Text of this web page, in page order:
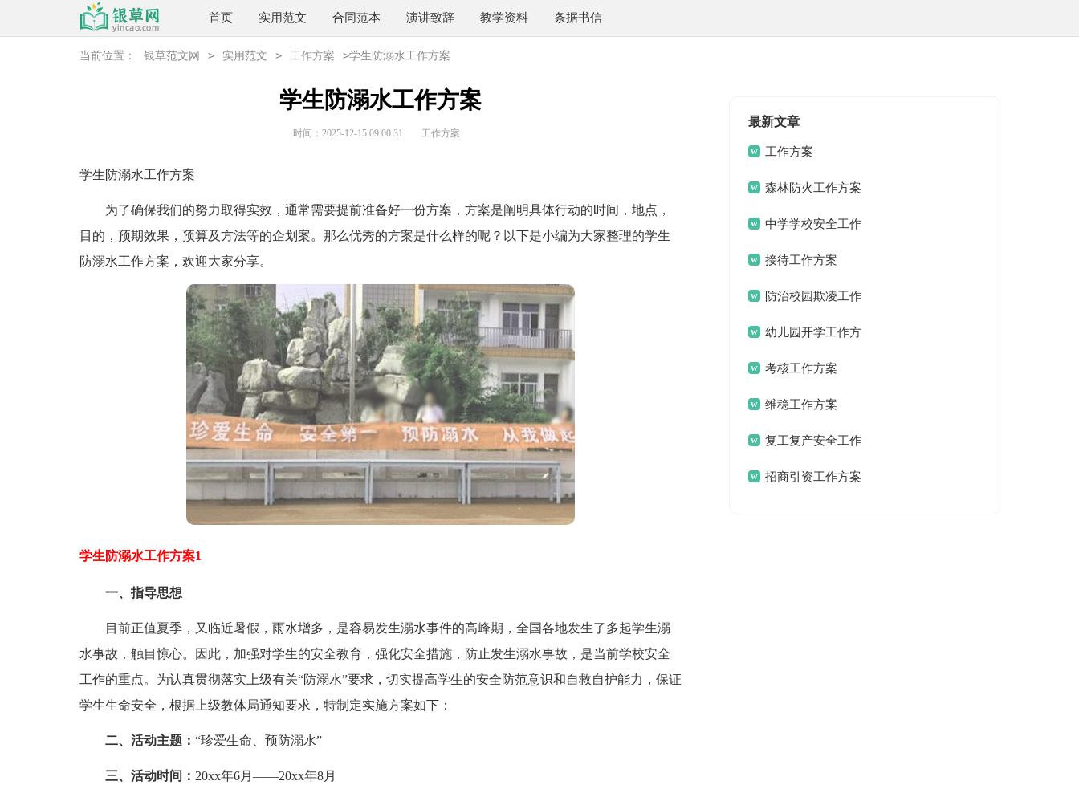
首页 实用范文 合同范本 演讲致辞 教学资料 条据书信
当前位置： 银草范文网 > 实用范文 > 工作方案 >学生防溺水工作方案
学生防溺水工作方案
时间：2025-12-15 09:00:31 工作方案
学生防溺水工作方案
为了确保我们的努力取得实效，通常需要提前准备好一份方案，方案是阐明具体行动的时间，地点，
目的，预期效果，预算及方法等的企划案。那么优秀的方案是什么样的呢？以下是小编为大家整理的学生
防溺水工作方案，欢迎大家分享。
学生防溺水工作方案1
一、指导思想
目前正值夏季，又临近暑假，雨水增多，是容易发生溺水事件的高峰期，全国各地发生了多起学生溺
水事故，触目惊心。因此，加强对学生的安全教育，强化安全措施，防止发生溺水事故，是当前学校安全
工作的重点。为认真贯彻落实上级有关“防溺水”要求，切实提高学生的安全防范意识和自救自护能力，保证
学生生命安全，根据上级教体局通知要求，特制定实施方案如下：
二、活动主题： “珍爱生命、预防溺水”
三、活动时间： 20xx年6月――20xx年8月
最新文章
工作方案
森林防火工作方案
中学学校安全工作
方案接待工作方案
防治校园欺凌工作
方案幼儿园开学工作方
案 考核工作方案
维稳工作方案
复工复产安全工作
方案招商引资工作方案